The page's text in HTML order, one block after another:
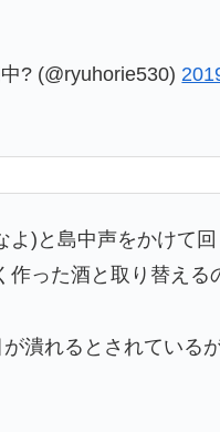
? (@ryuhorie530)
よ)と島中声をかけて
った酒と取り替える
潰れるとされている